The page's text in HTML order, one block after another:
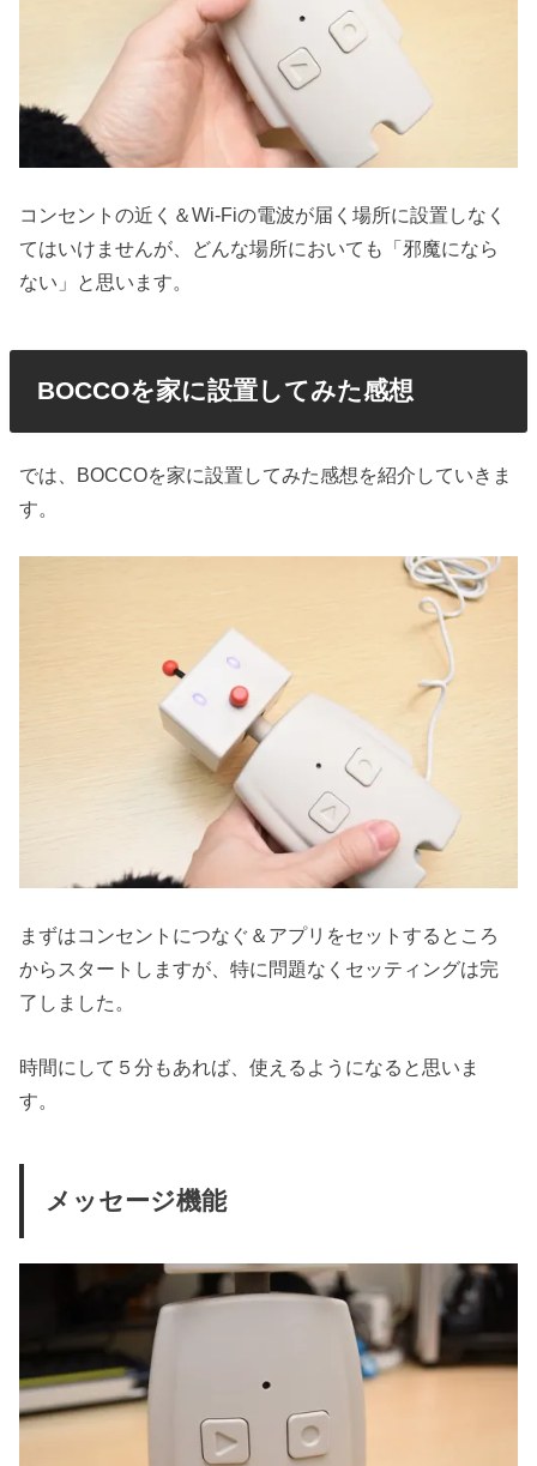
コンセントの近く＆Wi-Fiの電波が届く場所に設置しなく
てはいけませんが、どんな場所においても「邪魔になら
ない」と思います。
BOCCOを家に設置してみた感想
では、BOCCOを家に設置してみた感想を紹介していきま
す。
まずはコンセントにつなぐ＆アプリをセットするところ
からスタートしますが、特に問題なくセッティングは完
了しました。
時間にして５分もあれば、使えるようになると思いま
す。
メッセージ機能